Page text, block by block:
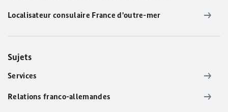
Localisateur consulaire France d'outre-mer
Sujets
Services
Relations franco-allemandes